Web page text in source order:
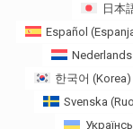
日本
Español (
Nederlands
한국어 (Korea)
Svenska (